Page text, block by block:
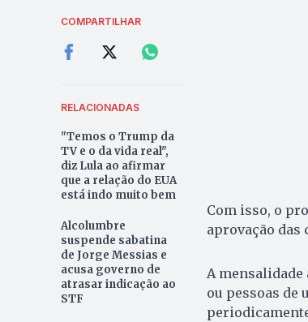
COMPARTILHAR
RELACIONADAS
"Temos o Trump da
TV e o da vida real",
diz Lula ao afirmar
que a relação do EUA
está indo muito bem
Alcolumbre
suspende sabatina
de Jorge Messias e
acusa governo de
atrasar indicação ao
STF
Com isso, o
aprovação das
A
ou pessoas